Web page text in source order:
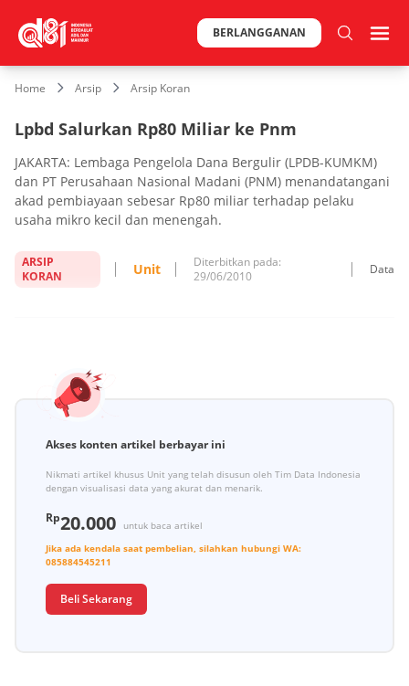
BERLANGGANAN
Home Arsip Arsip Koran
Lpbd Salurkan Rp80 Miliar ke Pnm
JAKARTA: Lembaga Pengelola Dana Bergulir (LPDB-KUMKM)
dan PT Perusahaan Nasional Madani (PNM) menandatangani
akad pembiayaan sebesar Rp80 miliar terhadap pelaku
usaha mikro kecil dan menengah.
ARSIP
KORAN
Unit
Diterbitkan pada:
29/06/2010
Data
Akses konten artikel berbayar ini
Nikmati artikel khusus Unit yang telah disusun oleh Tim Data Indonesia
dengan visualisasi data yang akurat dan menarik.
Rp20.000
untuk baca artikel
Jika ada kendala saat pembelian, silahkan hubungi WA:
085884545211
Beli Sekarang